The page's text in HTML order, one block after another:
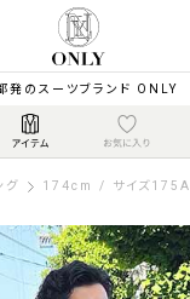
発のスーツブランド ONLY
グ 174cm / サイズ175A